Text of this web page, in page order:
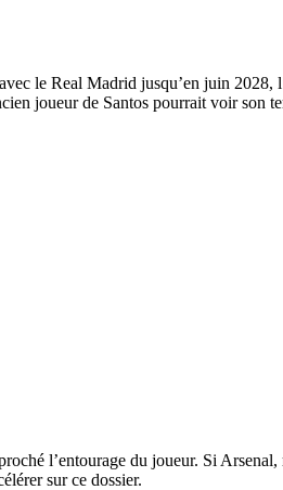
le Real Madrid jusqu’en juin 2028,
joueur de Santos pourrait voir son
l’entourage du joueur. Si
sur ce dossier.